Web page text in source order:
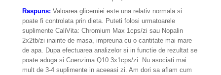
Raspuns: Valoarea glicemiei este una relativ normala si
poate fi controlata prin dieta. Puteti folosi urmatoarele
suplimente CaliVita: Chromium Max 1cps/zi sau Nopalin
2x2tb/zi inainte de masa, impreuna cu o cantitate mai mare
de apa. Dupa efectuarea analizelor si in functie de rezultat se
poate aduga si Coenzima Q10 3x1cps/zi. Nu asociati mai
mult de 3-4 suplimente in aceeasi zi. Am dori sa aflam cum